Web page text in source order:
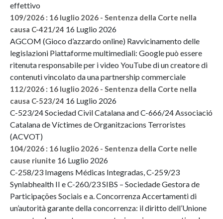
effettivo
109/2026 : 16 luglio 2026 - Sentenza della Corte nella
causa C-421/24 16 Luglio 2026
AGCOM (Gioco d’azzardo online) Ravvicinamento delle
legislazioni Piattaforme multimediali: Google può essere
ritenuta responsabile per i video YouTube di un creatore di
contenuti vincolato da una partnership commerciale
112/2026 : 16 luglio 2026 - Sentenza della Corte nella
causa C-523/24 16 Luglio 2026
C-523/24 Sociedad Civil Catalana and C-666/24 Associació
Catalana de Víctimes de Organitzacions Terroristes
(ACVOT)
104/2026 : 16 luglio 2026 - Sentenza della Corte nelle
cause riunite 16 Luglio 2026
C-258/23 Imagens Médicas Integradas, C-259/23
Synlabhealth II e C-260/23 SIBS – Sociedade Gestora de
Participações Sociais e a. Concorrenza Accertamenti di
un’autorità garante della concorrenza: il diritto dell’Unione